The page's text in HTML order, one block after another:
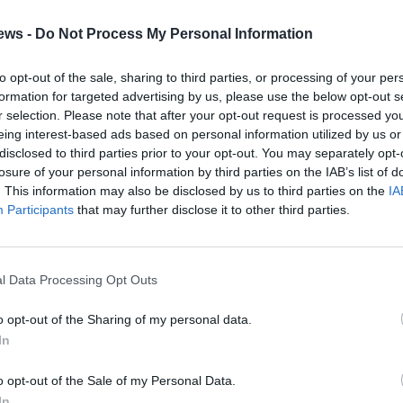
- Do Not Process My Personal Information
opt-out of the sale, sharing to third parties, or processing of your
for targeted advertising by us, please use the below opt-out
selection. Please note that after your opt-out request is processed
interest-based ads based on personal information utilized by us
to third parties prior to your opt-out. You may separately
of your personal information by third parties on the IAB’s list of
This information may also be disclosed by us to third parties on the
Participants that may further disclose it to other third parties.
Data Processing Opt Outs
opt-out of the Sharing of my personal data.
opt-out of the Sale of my Personal Data.
με το πρόγραμμα των συναυλιών να ανοίγει στις
στις 20:40 ο Εθισμός, στις 22:00 θα ανέβει στη
με συναυλία του Γιάννη Χαρούλη που θα